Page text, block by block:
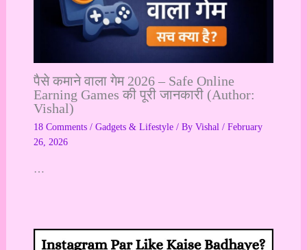
पैसे कमाने वाला गेम 2026 – Safe Online
Earning Games की पूरी जानकारी (Author:
Vishal)
18 Comments / Gadgets & Lifestyle/ By Vishal / February
26, 2026
…